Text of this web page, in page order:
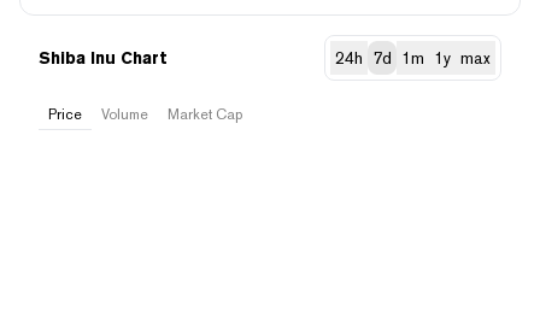
Shiba Inu Chart 24h 7d 1m 1y max
Price Volume Market Cap